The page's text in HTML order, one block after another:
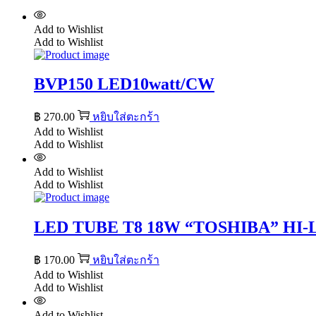
Add to Wishlist
Add to Wishlist
BVP150 LED10watt/CW
฿ 270.00
หยิบใส่ตะกร้า
Add to Wishlist
Add to Wishlist
Add to Wishlist
Add to Wishlist
LED TUBE T8 18W “TOSHIBA” HI-
฿ 170.00
หยิบใส่ตะกร้า
Add to Wishlist
Add to Wishlist